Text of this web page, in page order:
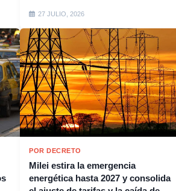
27 JULIO, 2026
POR DECRETO
Milei estira la emergencia
energética hasta 2027 y consolida